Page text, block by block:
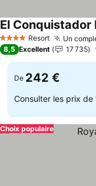
4 Étoiles Resort Un
El Conquistador
8,5 Excellent 17 735
De 242 €
Consulter les prix de
Choix populaire